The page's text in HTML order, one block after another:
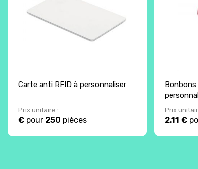
Carte anti RFID à personnaliser
Prix unitaire :
€pour 250 pièces
Prix
2.11 €